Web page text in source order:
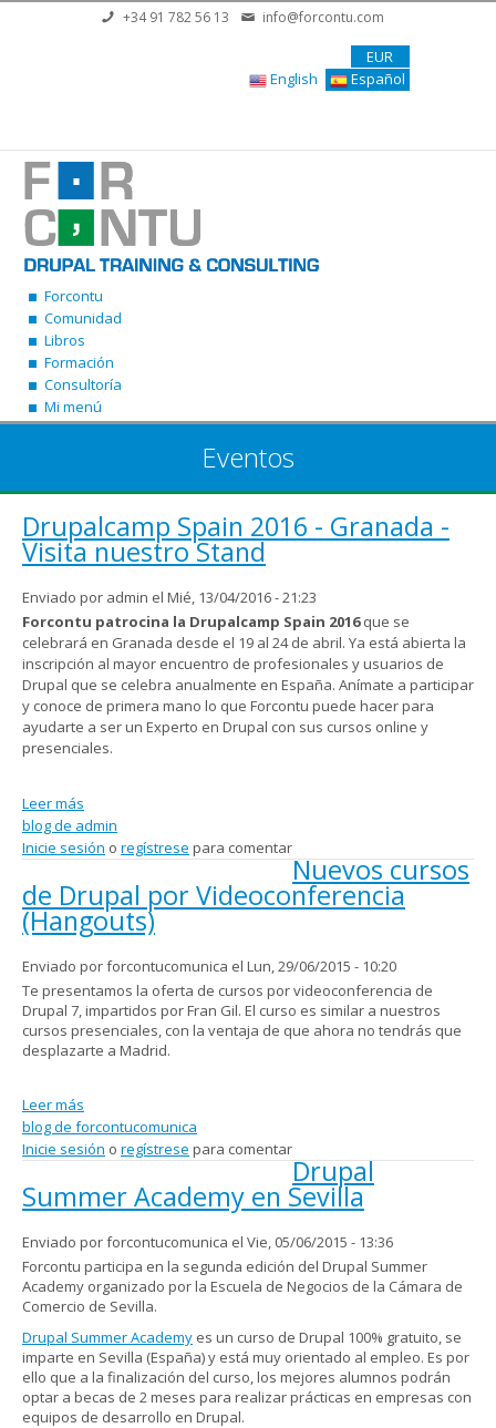
Pasar al contenido principal
+34 91 782 56 13 info@forcontu.com
EUR
English
Español
Forcontu
Comunidad
Libros
Formación
Consultoría
Mi menú
Eventos
Drupalcamp Spain 2016 - Granada -
Visita nuestro Stand
Enviado por admin el Mié, 13/04/2016 - 21:23
Forcontu patrocina la Drupalcamp Spain 2016que se
celebrará en Granada desde el 19 al 24 de abril. Ya está abierta la
inscripción al mayor encuentro de profesionales y usuarios de
Drupal que se celebra anualmente en España. Anímate a participar
y conoce de primera mano lo que Forcontu puede hacer para
ayudarte a ser un Experto en Drupal con sus cursos online y
presenciales.
Leer más
Stand
blog de admin
Inicie sesión o regístrese para comentar
Nuevos cursos
de Drupal por Videoconferencia
(Hangouts)
Enviado porforcontucomunica el Lun, 29/06/2015 - 10:20
Te presentamos la oferta de cursos por videoconferencia de
Drupal 7, impartidos por Fran Gil. El curso es similar a nuestros
cursos presenciales, con la ventaja de que ahora no tendrás que
desplazarte a Madrid.
Leer más
(Hangouts)
blog de forcontucomunica
Inicie sesión o regístrese para comentar
Drupal
Summer Academy en Sevilla
Enviado porforcontucomunica el Vie, 05/06/2015 - 13:36
Forcontu participa en la segunda edición del Drupal Summer
Academy organizado por la Escuela de Negocios de la Cámara de
Comercio de Sevilla.
Drupal Summer Academy es un curso de Drupal 100% gratuito, se
imparte en Sevilla (España) y está muy orientado al empleo. Es por
ello que a la finalización del curso, los mejores alumnos podrán
optar a becas de 2 meses para realizar prácticas en empresas con
equipos de desarrollo en Drupal.